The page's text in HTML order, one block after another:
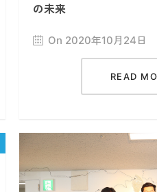
の未来
On 2020年10月24日
READ